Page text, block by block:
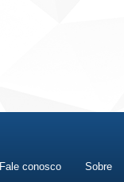
Fale conosco Sobre